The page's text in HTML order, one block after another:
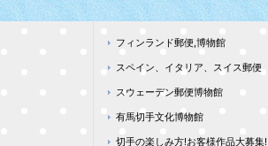
フィンランド郵便,博物館
スペイン、イタリア、スイス郵便
スウェーデン郵便博物館
有馬切手文化博物館
切手の楽しみ方!お客様作品大募集!